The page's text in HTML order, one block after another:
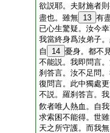
欲説耶。夫財施者
盡也。雖無 13 有
已心生驚疑。汝今
我當終身爲汝弟子
自
14 憂身。都不
不能説。我即問言
刹答言。汝不足問
復問言。此中獨處
不説。羅刹答言。
飮者唯人熱血。自
求索困不能得。世
天之所守護。而我